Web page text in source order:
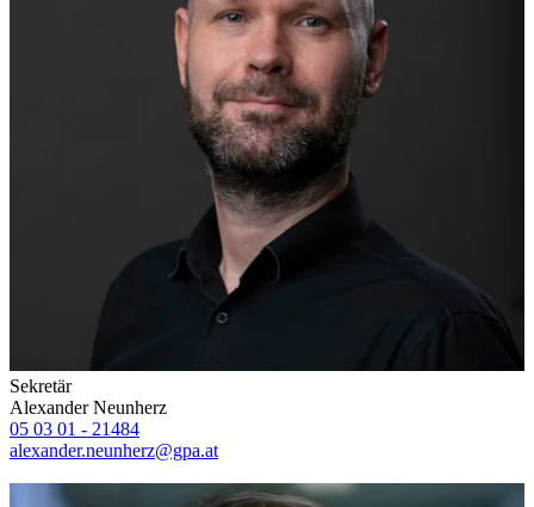
Sekretär
Alexander Neunherz
05 03 01 - 21484
alexander.neunherz@gpa.at